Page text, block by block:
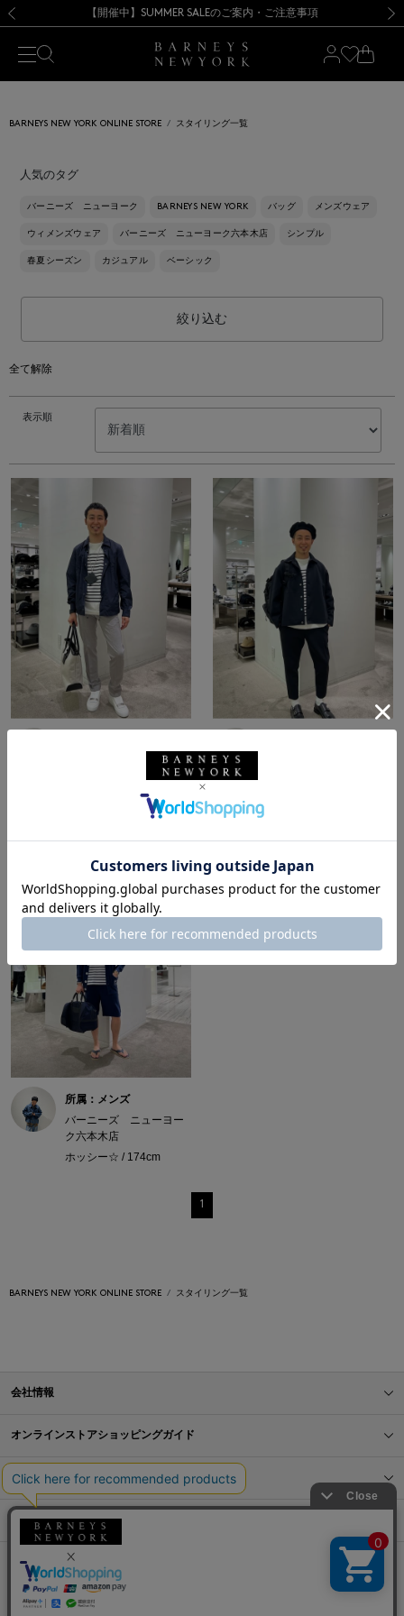
熊本県を中心とした地震の影響によるお荷物のお届けについて
【開催中】SUMMER SALEのご案内・ご注意事項
BARNEYS NEW YORK ONLINE STORE スタイリング一覧
人気のタグ
バーニーズ ニューヨーク BARNEYS NEW YORK バッグ メンズウェア
ウィメンズウェア バーニーズ ニューヨーク六本木店 シンプル
春夏シーズン カジュアル ベーシック
絞り込む
全て解除
表示順
バーニーズ ニューヨー
ホッシー☆ / 174cm
所属：メンズ
バーニーズ ニューヨー
ク六本木店
ホッシー☆ / 174cm
1
BARNEYS NEW YORK ONLINE STORE スタイリング一覧
会社情報
オンラインストアショッピングガイド
店舗情報
サービス